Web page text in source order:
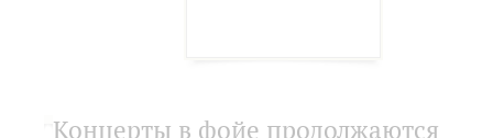
Концерты в фойе продолжаются